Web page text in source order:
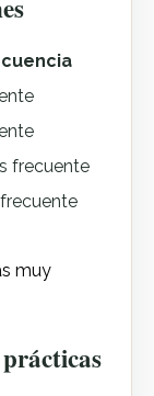
frecuente
muy